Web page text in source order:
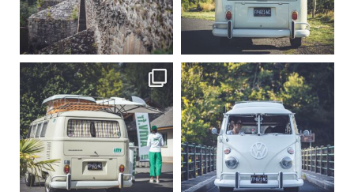
Sep 15
219
3
Sep 12
216
3
becombi
Sep 10
becombi
Août 10